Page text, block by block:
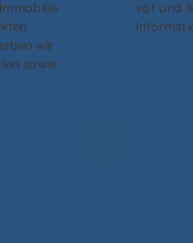
wir
sowie
vor und